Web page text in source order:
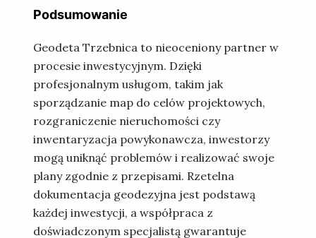
Podsumowanie
Geodeta Trzebnica to nieoceniony partner w
procesie inwestycyjnym. Dzięki
profesjonalnym usługom, takim jak
sporządzanie map do celów projektowych,
rozgraniczenie nieruchomości czy
inwentaryzacja powykonawcza, inwestorzy
mogą uniknąć problemów i realizować swoje
plany zgodnie z przepisami. Rzetelna
dokumentacja geodezyjna jest podstawą
każdej inwestycji, a współpraca z
doświadczonym specjalistą gwarantuje